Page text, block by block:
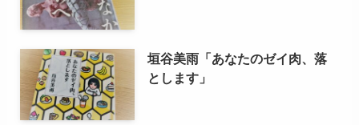
垣谷美雨「あなたのゼイ肉、落
とします」